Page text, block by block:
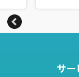
サー